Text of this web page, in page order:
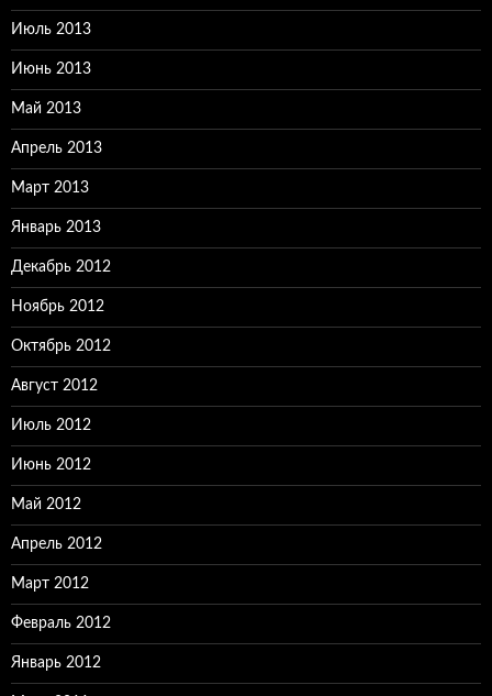
Июль 2013
Июнь 2013
Май 2013
Апрель 2013
Март 2013
Январь 2013
Декабрь 2012
Ноябрь 2012
Октябрь 2012
Август 2012
Июль 2012
Июнь 2012
Май 2012
Апрель 2012
Март 2012
Февраль 2012
Январь 2012